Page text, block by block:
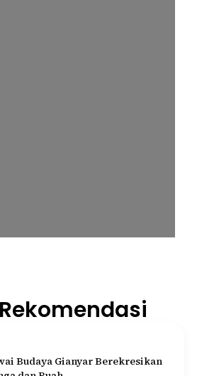
Budaya Gianyar Berekresikan